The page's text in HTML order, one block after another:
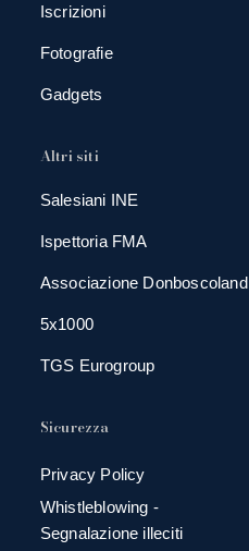
Iscrizioni
Fotografie
Gadgets
Altri siti
Salesiani INE
Ispettoria FMA
Associazione Donboscoland
5x1000
TGS Eurogroup
Sicurezza
Privacy Policy
Whistleblowing -
Segnalazione illeciti